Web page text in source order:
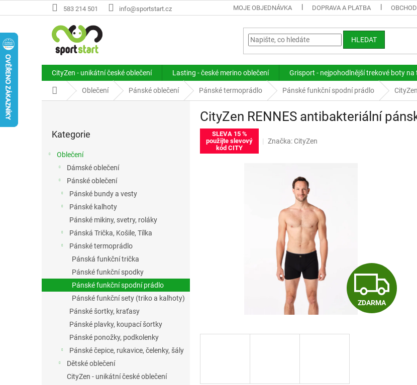
na
583 214 501 info@sportstart.cz MOJE OBJEDNÁVKA DOPRAVA A PLATBA
HLEDAT
CityZen - unikátní české oblečení Lasting - české merino oblečení Grisport - nejpohodlnější trekové boty na
Domů Oblečení Pánské oblečení Pánské termoprádlo Pánské funkční spodní prádlo
kategorie
Kategorie
Oblečení
Dámské oblečení
Pánské oblečení
Pánské bundy a vesty
Pánské kalhoty
Pánské mikiny, svetry, roláky
Pánská Trička, Košile, Tílka
Pánské termoprádlo
Pánská funkční trička
Pánské funkční spodky
Pánské funkční spodní prádlo
Pánské funkční sety (triko a kalhoty)
Pánské šortky, kraťasy
Pánské plavky, koupací šortky
Pánské ponožky, podkolenky
Pánské čepice, rukavice, čelenky, šály
Dětské oblečení
CityZen - unikátní české oblečení
CityZen RENNES antibakteriální
SLEVA 15 %
použijte slevový
kód CITY
Značka:CityZen
Z
D
ZDARMA